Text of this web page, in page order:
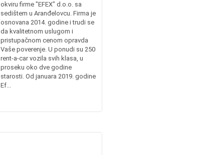
okviru firme "EFEX" d.o.o. sa
sedištem u Aranđelovcu. Firma je
osnovana 2014. godine i trudi se
da kvalitetnom uslugom i
pristupačnom cenom opravda
Vaše poverenje. U ponudi su 250
rent-a-car vozila svih klasa, u
proseku oko dve godine
starosti. Od januara 2019. godine
Ef...